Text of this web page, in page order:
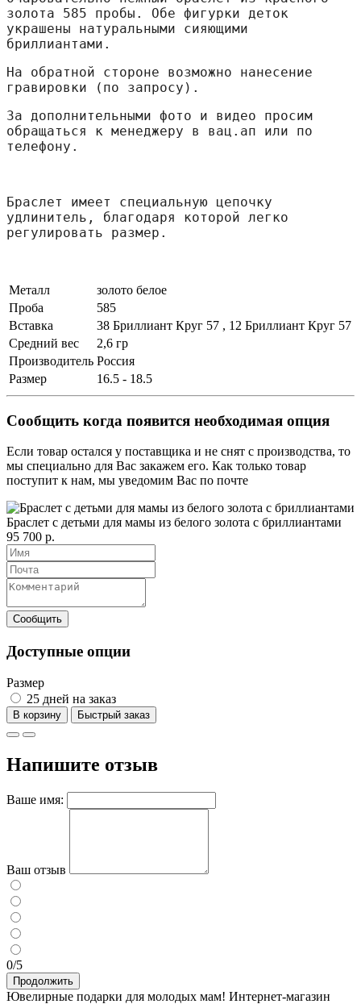
золота 585 пробы. Обе фигурки деток
украшены натуральными сияющими
бриллиантами.
На обратной стороне возможно нанесение
гравировки (по запросу).
За дополнительными фото и видео просим
обращаться к менеджеру в вац.ап или по
телефону.
Браслет имеет специальную цепочку
удлинитель, благодаря которой легко
регулировать размер.
Металл
золото белое
Проба
585
Вставка
38 Бриллиант Круг 57 , 12 Бриллиант Круг 57
Средний вес
2,6 гр
Производитель Россия
Размер
16.5 - 18.5
Сообщить когда появится необходимая опция
Если товар остался у поставщика и не снят с производства, то
мы специально для Вас закажем его. Как только товар
поступит к нам, мы уведомим Вас по почте
Браслет с детьми для мамы из белого золота с бриллиантами
95 700 р.
Доступные опции
Размер
25 дней на заказ
В корзину
Напишите отзыв
Ваше имя:
Ваш отзыв
0/5
Продолжить
Ювелирные подарки для молодых мам! Интернет-магазин